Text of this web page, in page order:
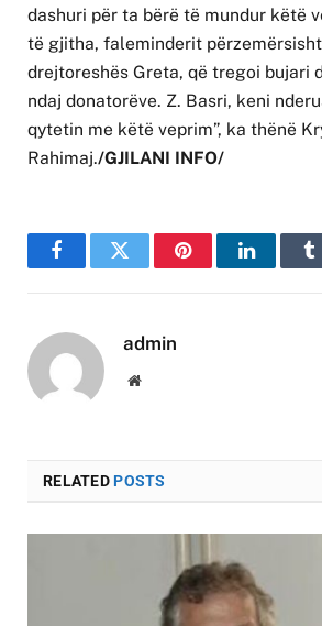
dashuri për ta bërë të mundur këtë
të gjitha, faleminderit
drejtoreshës Greta, që tregoi bujari
ndaj donatorëve. Z. Basri, keni
qytetin me këtë veprim”, ka thënë
Rahimaj./GJILANI INFO/
FacebookTwitter PinterestLinkedIn
admin
Website
RELATEDPOSTS